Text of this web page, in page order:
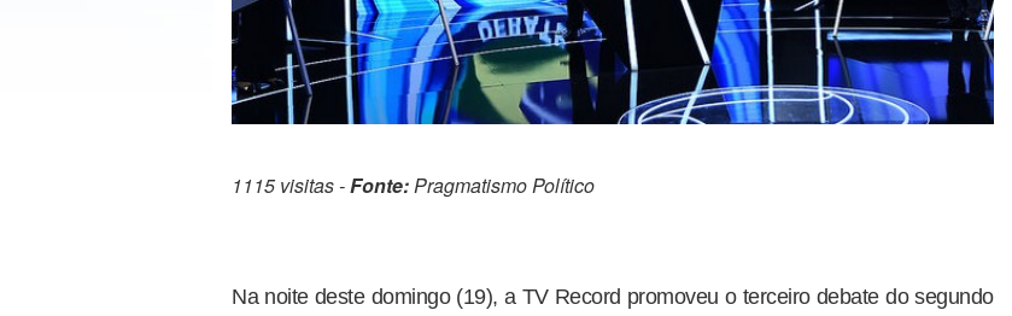
1115 visitas -Fonte:Pragmatismo Político
Na noite deste domingo (19), a TV Record promoveu o terceiro debate do segundo